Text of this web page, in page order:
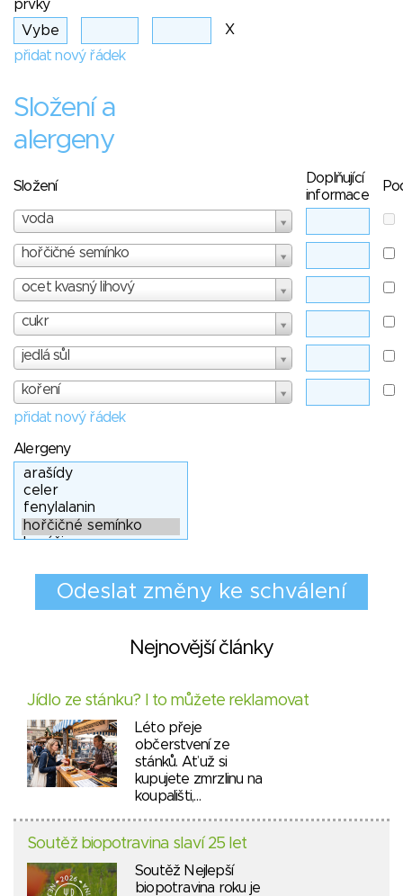
prvky
X
přidat nový řádek
Složení a
alergeny
Složení
Doplňující
informace
voda
hořčičné semínko
ocet kvasný lihový
cukr
jedlá sůl
koření
přidat nový řádek
Alergeny
Nejnovější články
Jídlo ze stánku? I to můžete reklamovat
Léto přeje
občerstvení ze
stánků. Ať už si
kupujete zmrzlinu na
koupališti,…
Soutěž biopotravina slaví 25 let
Soutěž Nejlepší
biopotravina roku je